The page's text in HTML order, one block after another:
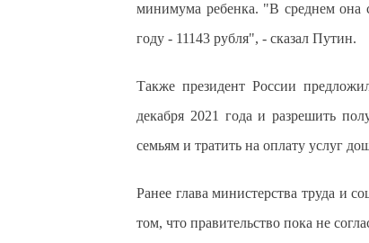
минимума ребенка. "В среднем она
году - 11143 рубля", - сказал Путин.
Также президент России
декабря 2021 года и разрешить
семьям и тратить на оплату услуг
Ранее глава министерства труда и
том, что правительство пока не